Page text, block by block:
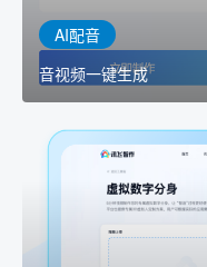
AI配音
音视频一键生成
AI+创意
精品声音复刻